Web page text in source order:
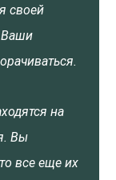
своей
Ваши
на
Вы
все еще их